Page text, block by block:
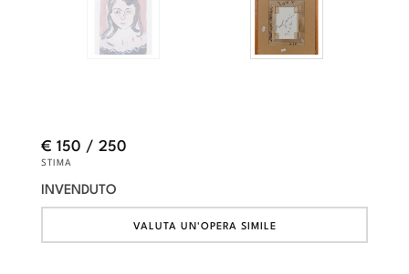
€ 150 / 250
STIMA
INVENDUTO
VALUTA UN'OPERA SIMILE